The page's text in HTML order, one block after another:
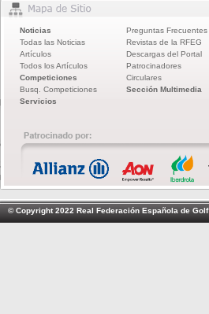
Noticias
Todas las Noticias
Artículos
Todos los Artículos
Competiciones
Busq. Competiciones
Servicios
Preguntas Frecuentes
Revistas de la RFEG
Descargas del Portal
Patrocinadores
Circulares
Sección Multimedia
© Copyright 2022 Real Federación Española de Golf